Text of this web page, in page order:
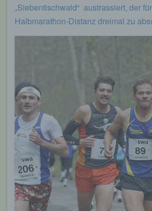
„Siebentischwald“ austrassiert, der
Halbmarathon-Distanz dreimal zu